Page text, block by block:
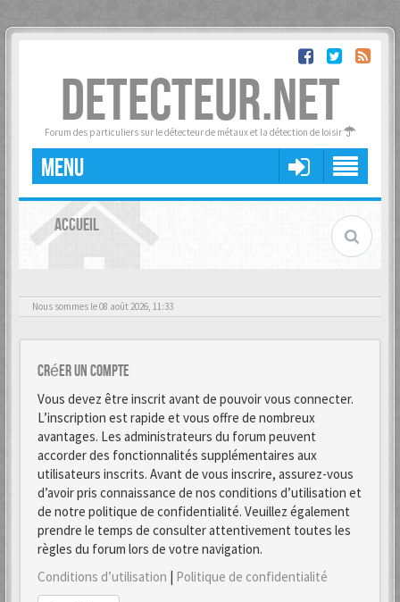
DETECTEUR.NET
Forum des particuliers sur le détecteur de métaux et la détection de loisir
MENU
ACCUEIL
Nous sommes le 08 août 2026, 11:33
Créer un Compte
Vous devez être inscrit avant de pouvoir vous connecter.
L’inscription est rapide et vous offre de nombreux
avantages. Les administrateurs du forum peuvent
accorder des fonctionnalités supplémentaires aux
utilisateurs inscrits. Avant de vous inscrire, assurez-vous
d’avoir pris connaissance de nos conditions d’utilisation et
de notre politique de confidentialité. Veuillez également
prendre le temps de consulter attentivement toutes les
règles du forum lors de votre navigation.
Conditions d’utilisation | Politique de confidentialité